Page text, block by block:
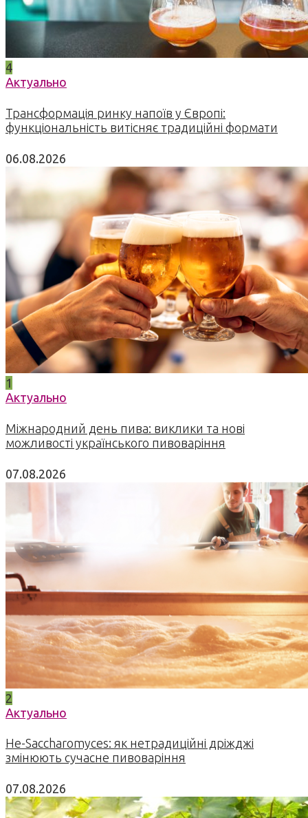
4
Актуально
Трансформація ринку напоїв у Європі:
функціональність витісняє традиційні формати
06.08.2026
1
Актуально
Міжнародний день пива: виклики та нові
можливості українського пивоваріння
07.08.2026
2
Актуально
Не-Saccharomyces: як нетрадиційні дріжджі
змінюють сучасне пивоваріння
07.08.2026